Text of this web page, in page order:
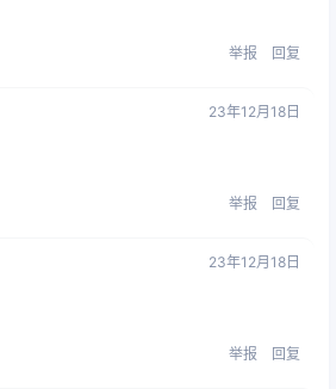
举报 回复
23年12月18日
举报 回复
23年12月18日
举报 回复